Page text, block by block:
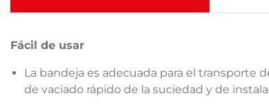
Fácil de usar
La bandeja es adecuada para el transporte
de vaciado rápido de la suciedad y de